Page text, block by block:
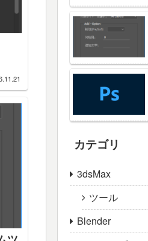
カテゴリ
3dsMax
ツール
Blender